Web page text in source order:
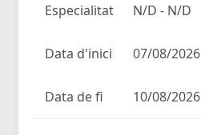
Especialitat N/D - N/D
Data d'inici 07/08/2026
Data de fi 10/08/2026